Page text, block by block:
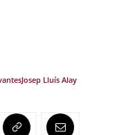
Josep Lluís Alay